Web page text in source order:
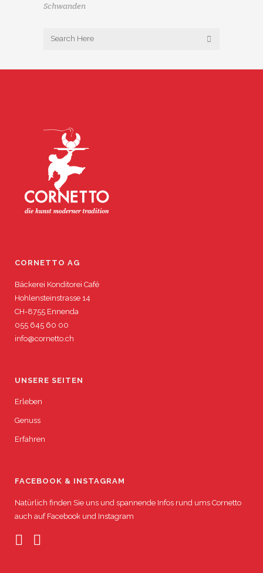
Schwanden
CORNETTO AG
Bäckerei Konditorei Café
Hohlensteinstrasse 14
CH-8755 Ennenda
055 645 60 00
info@cornetto.ch
UNSERE SEITEN
Erleben
Genuss
Erfahren
FACEBOOK & INSTAGRAM
Natürlich finden Sie uns und spannende Infos rund ums Cornetto
auch auf Facebook und Instagram